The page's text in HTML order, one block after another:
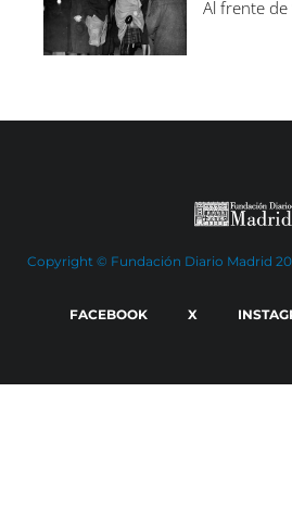
Al frente de
Copyright © Fundación Diario Madrid
FACEBOOK X